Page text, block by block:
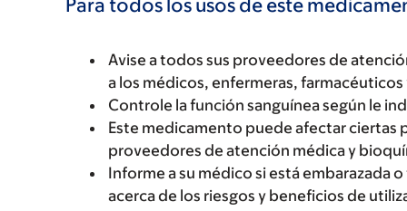
Para todos los usos de este
Avise a todos sus proveedores de
a los médicos, enfermeras,
Controle la función sanguínea según le
Este medicamento puede afectar ciertas
proveedores de atención médica y
Informe a su médico si está embarazada
acerca de los riesgos y beneficios de